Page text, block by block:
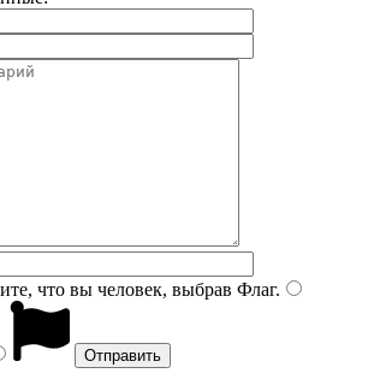
что вы человек, выбрав Флаг.